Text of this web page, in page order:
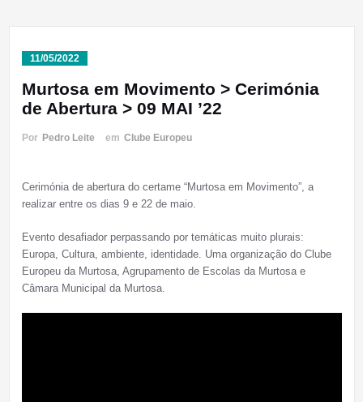
11/05/2022
Murtosa em Movimento > Cerimónia
de Abertura > 09 MAI ’22
Por Pedro Leite em Clube Europeu
Cerimónia de abertura do certame “Murtosa em Movimento”, a
realizar entre os dias 9 e 22 de maio.
Evento desafiador perpassando por temáticas muito plurais:
Europa, Cultura, ambiente, identidade. Uma organização do Clube
Europeu da Murtosa, Agrupamento de Escolas da Murtosa e
Câmara Municipal da Murtosa.